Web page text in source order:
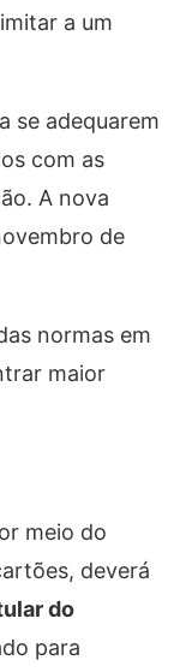
a um
se adequarem
com as
A nova
de
normas em
maior
meio do
deverá
do
para